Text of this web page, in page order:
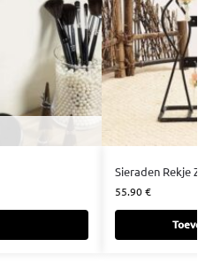
Sieraden Rekje
55.90€